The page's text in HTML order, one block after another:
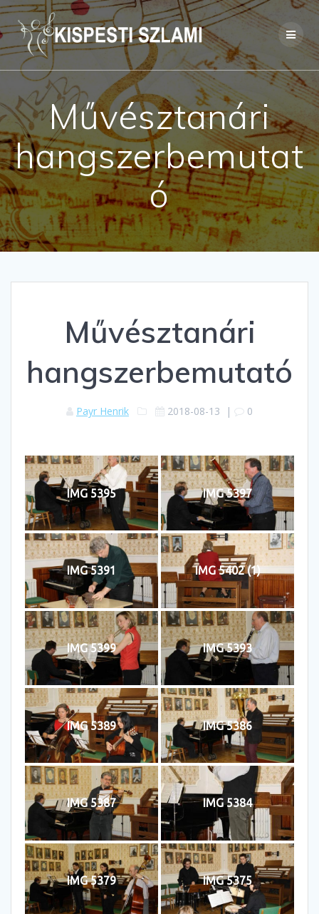
Skip
to
content
Művésztanári
hangszerbemutat
ó
Művésztanári
hangszerbemutató
Payr Henrik 2018-08-13 | 0
IMG 5395 IMG 5397
IMG 5391 IMG 5402 (1)
IMG 5399 IMG 5393
IMG 5389 IMG 5386
IMG 5387 IMG 5384
IMG 5379 IMG 5375